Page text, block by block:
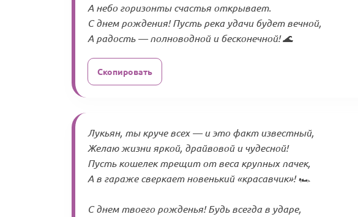
А небо горизонты счастья открывает.
С днем рождения! Пусть река удачи будет вечной,
А радость — полноводной и бесконечной! 🌊
Скопировать
Лукьян, ты круче всех — и это факт известный,
Желаю жизни яркой, драйвовой и чудесной!
Пусть кошелек трещит от веса крупных пачек,
А в гараже сверкает новенький «красавчик»! 🏎️
С днем твоего рожденья! Будь всегда в ударе,